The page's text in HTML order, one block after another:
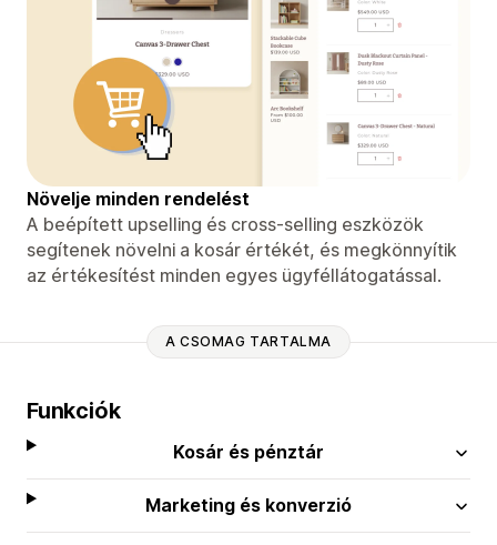
Növelje minden rendelést
A beépített upselling és cross-selling eszközök
segítenek növelni a kosár értékét, és megkönnyítik
az értékesítést minden egyes ügyféllátogatással.
A CSOMAG TARTALMA
Funkciók
Kosár és pénztár
Marketing és konverzió